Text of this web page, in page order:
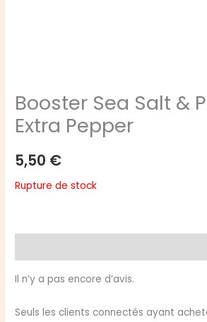
Booster Sea Salt &
Extra Pepper
5,50 €
Rupture de stock
Il n’y a pas encore d’avis.
Seuls les clients connectés ayant